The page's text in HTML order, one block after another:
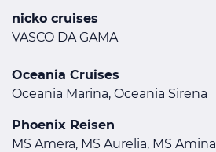
nicko cruises
VASCO DA GAMA
Oceania Cruises
Oceania Marina, Oceania Sirena
Phoenix Reisen
MS Amera, MS Aurelia, MS Amina